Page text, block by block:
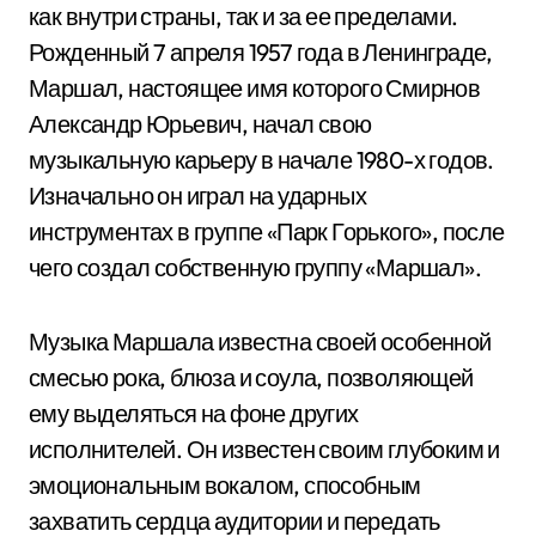
как внутри страны, так и за ее пределами.
Рожденный 7 апреля 1957 года в Ленинграде,
Маршал, настоящее имя которого Смирнов
Александр Юрьевич, начал свою
музыкальную карьеру в начале 1980-х годов.
Изначально он играл на ударных
инструментах в группе «Парк Горького», после
чего создал собственную группу «Маршал».
Музыка Маршала известна своей особенной
смесью рока, блюза и соула, позволяющей
ему выделяться на фоне других
исполнителей. Он известен своим глубоким и
эмоциональным вокалом, способным
захватить сердца аудитории и передать